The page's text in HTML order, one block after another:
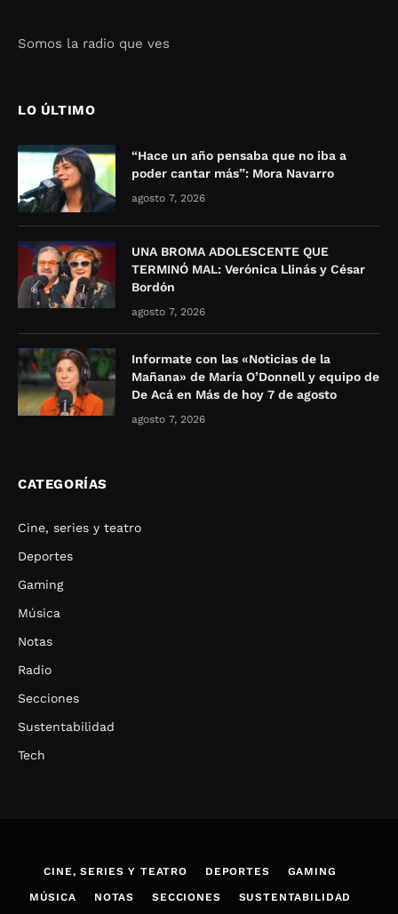
Somos la radio que ves
LO ÚLTIMO
“Hace un año pensaba que no iba a
poder cantar más”: Mora Navarro
agosto 7, 2026
UNA BROMA ADOLESCENTE QUE
TERMINÓ MAL: Verónica Llinás y César
Bordón
agosto 7, 2026
Informate con las «Noticias de la
Mañana» de María O’Donnell y equipo de
De Acá en Más de hoy 7 de agosto
agosto 7, 2026
CATEGORÍAS
Cine, series y teatro
Deportes
Gaming
Música
Notas
Radio
Secciones
Sustentabilidad
Tech
CINE, SERIES Y TEATRO DEPORTES GAMING
MÚSICA NOTAS SECCIONES SUSTENTABILIDAD